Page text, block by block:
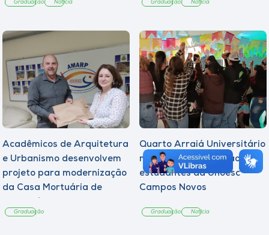
Graduação Notícia Graduação Notícia
Acadêmicos de Arquitetura
e Urbanismo desenvolvem
projeto para modernização
da Casa Mortuária de
Graduação
Quarto Arraiá Universitário
marca acolhimento aos
estudantes da Unoesc
Campos Novos
Graduação Notícia